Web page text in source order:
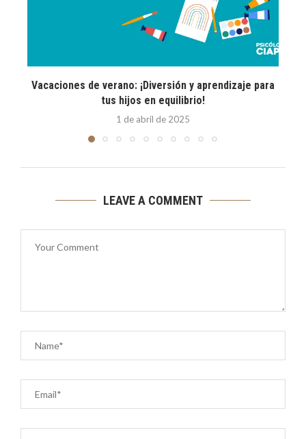
Vacaciones de verano: ¡Diversión y aprendizaje para
tus hijos en equilibrio!
1 de abril de 2025
LEAVE A COMMENT